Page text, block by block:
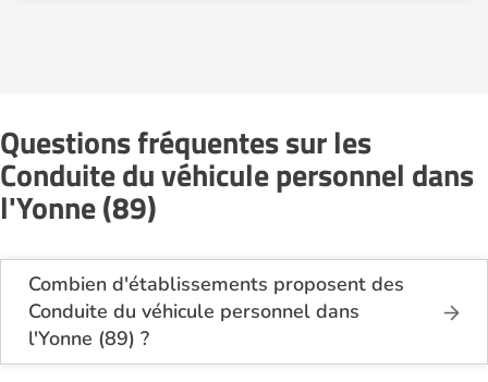
Questions fréquentes sur les
Conduite du véhicule personnel dans
l'Yonne (89)
Combien d'établissements proposent des
Conduite du véhicule personnel dans
l'Yonne (89) ?
Sur le site Logement-seniors.com, on recense